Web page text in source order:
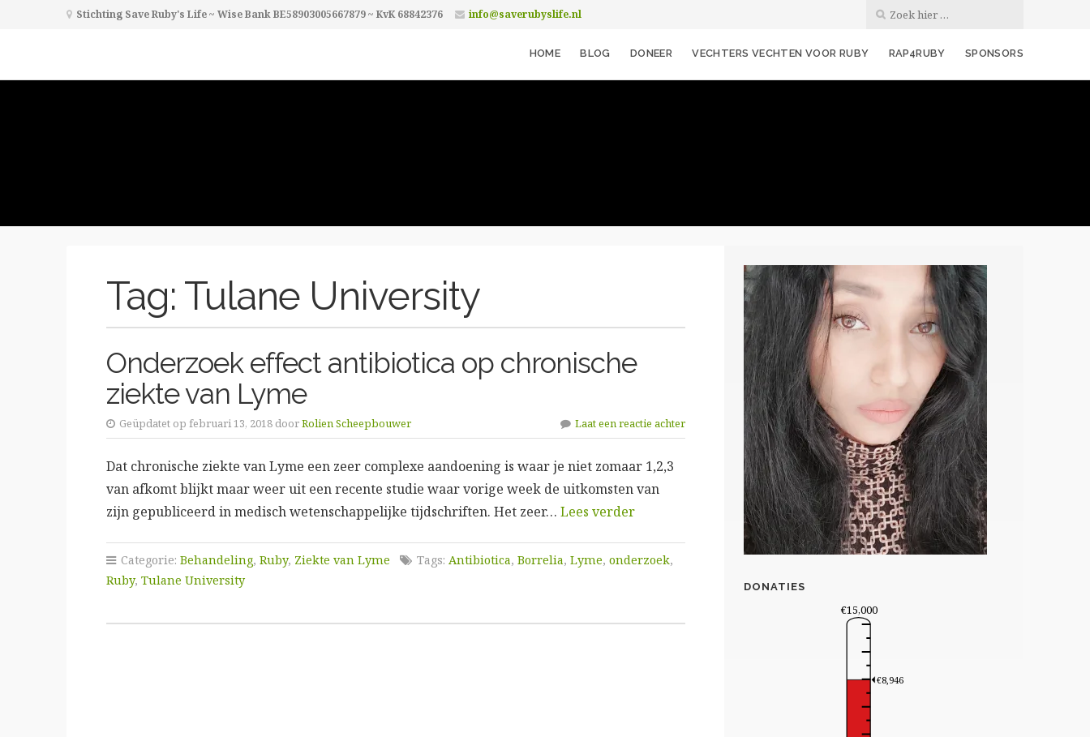
Stichting Save Ruby's Life ~ Wise Bank BE58903005667879 ~ KvK 68842376 info@saverubyslife.nl
HOME BLOG DONEER VECHTERS VECHTEN VOOR RUBY RAP4RUBY SPONSORS
Tag: Tulane University
Onderzoek effect antibiotica op chronische
ziekte van Lyme
Geüpdatet op februari 13, 2018 doorRolien Scheepbouwer Laat een reactie achter
Dat chronische ziekte van Lyme een zeer complexe aandoening is waar je niet zomaar 1,2,3
van afkomt blijkt maar weer uit een recente studie waar vorige week de uitkomsten van
zijn gepubliceerd in medisch wetenschappelijke tijdschriften. Het zeer… Lees verder
Categorie: Behandeling, Ruby, Ziekte van Lyme Tags: Antibiotica, Borrelia, Lyme, onderzoek,
Ruby, Tulane University DONATIES
€15,000
€8,946